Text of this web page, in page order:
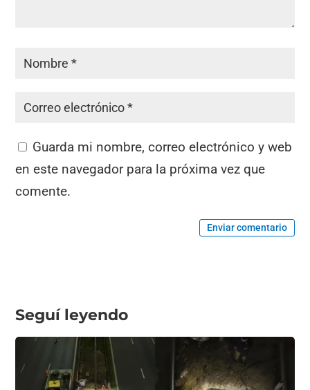
Guarda mi nombre, correo electrónico y web
en este navegador para la próxima vez que
comente.
Enviar comentario
Seguí leyendo